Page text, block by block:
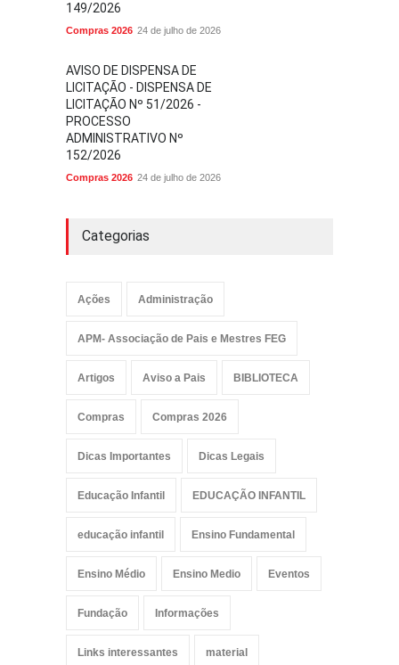
149/2026
Compras 2026 24 de julho de 2026
AVISO DE DISPENSA DE
LICITAÇÃO - DISPENSA DE
LICITAÇÃO Nº 51/2026 -
PROCESSO
ADMINISTRATIVO Nº
152/2026
Compras 2026 24 de julho de 2026
Categorias
Ações Administração
APM- Associação de Pais e Mestres FEG
Artigos Aviso a Pais BIBLIOTECA
Compras Compras 2026
Dicas Importantes Dicas Legais
Educação Infantil EDUCAÇÃO INFANTIL
educação infantil Ensino Fundamental
Ensino Médio Ensino Medio Eventos
Fundação Informações
Links interessantes material